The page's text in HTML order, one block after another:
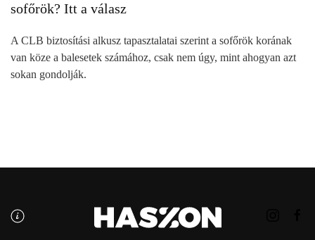
sofőrök? Itt a válasz
A CLB biztosítási alkusz tapasztalatai szerint a sofőrök korának
van köze a balesetek számához, csak nem úgy, mint ahogyan azt
sokan gondolják.